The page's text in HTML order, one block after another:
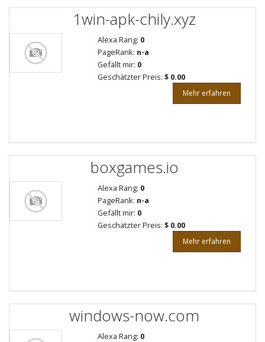
1win-apk-chily.xyz
Alexa Rang: 0
PageRank: n-a
Gefällt mir: 0
Geschätzter Preis: $ 0.00
Mehr erfahren
boxgames.io
Alexa Rang: 0
PageRank: n-a
Gefällt mir: 0
Geschätzter Preis: $ 0.00
Mehr erfahren
windows-now.com
Alexa Rang: 0